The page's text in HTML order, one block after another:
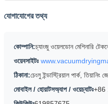
যোগাযোগের তথ্য
কোম্পানি:চ্যাংজু ওয়েলডোন মেশিনারি
ওয়েবসাইটঃ
ঠিকানা:চেংলু ইন্ডাস্ট্রিয়াল পার্ক, তিয়ানিং
মোবাইল / হোয়াটসঅ্যাপ / ওয়েচ্যাটঃ+86